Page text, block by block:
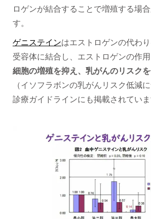
ロゲンが結合することで増殖する場
す。
ゲニステインはエストロゲンの代わ
受容体に結合し、エストロゲンの作用
細胞の増殖を抑え、乳がんのリスク
（イソフラボンの乳がんリスク低減
診療ガイドラインにも掲載されていま